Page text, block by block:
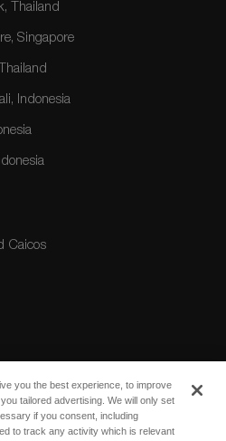
Thailand
Singapore
Indonesia
Caicos
you the best experience, to improve
tailored advertising. We will only set
if you consent, including
to track any activity which is relevant